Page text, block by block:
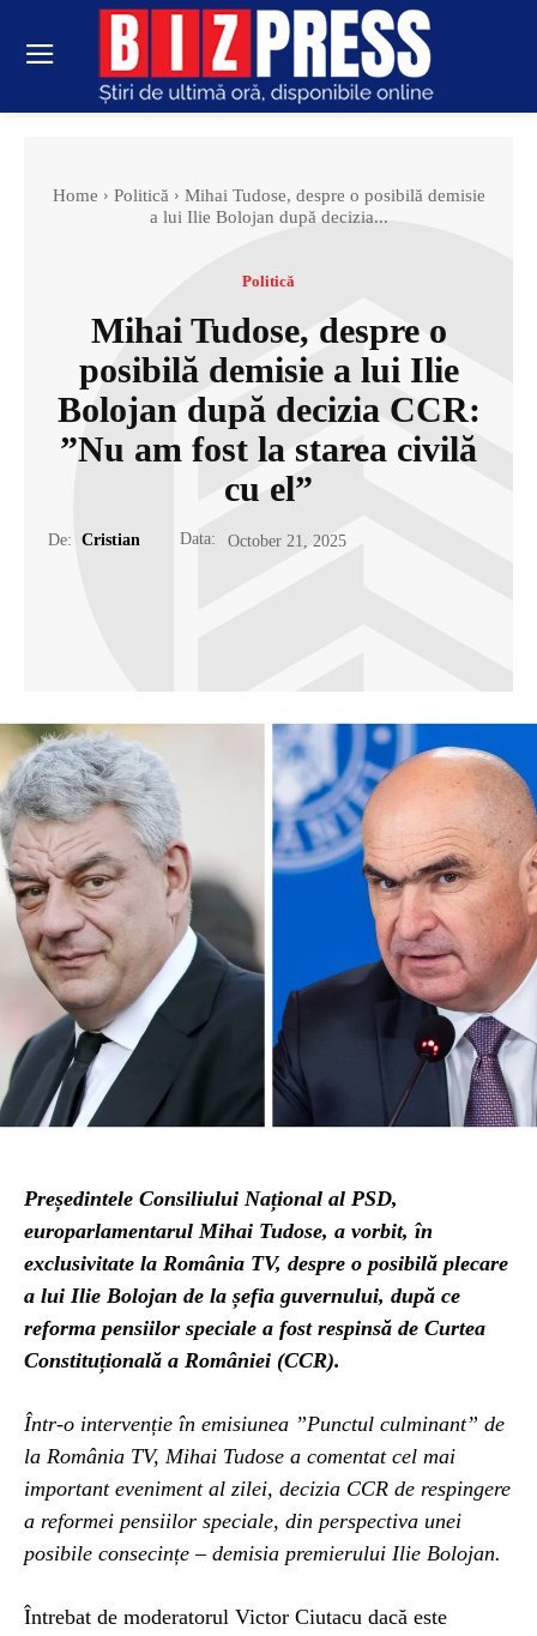
Home Politică
Mihai Tudose, despre o posibilă demisie
a lui Ilie Bolojan după decizia...
Politică
Mihai Tudose, despre o
posibilă demisie a lui Ilie
Bolojan după decizia CCR:
”Nu am fost la starea civilă
cu el”
De: Cristian Data: October 21, 2025
Președintele Consiliului Național al PSD,
europarlamentarul Mihai Tudose, a vorbit, în
exclusivitate la România TV, despre o posibilă plecare
a lui Ilie Bolojan de la șefia guvernului, după ce
reforma pensiilor speciale a fost respinsă de Curtea
Constituțională a României (CCR).
Într-o intervenție în emisiunea ”Punctul culminant” de
la România TV, Mihai Tudose a comentat cel mai
important eveniment al zilei, decizia CCR de respingere
a reformei pensiilor speciale, din perspectiva unei
posibile consecințe – demisia premierului Ilie Bolojan.
Întrebat de moderatorul Victor Ciutacu dacă este